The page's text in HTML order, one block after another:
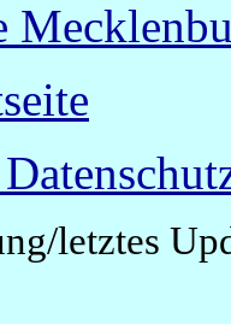
letztes